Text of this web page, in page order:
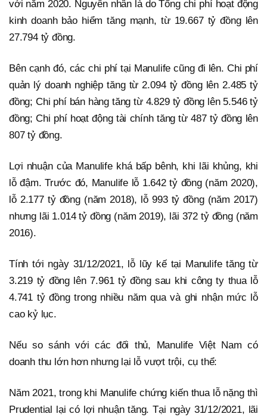
với năm 2020. Nguyên nhân là do Tổng chi phí hoạt động
kinh doanh bảo hiểm tăng mạnh, từ 19.667 tỷ đồng lên
27.794 tỷ đồng.
Bên cạnh đó, các chi phí tại Manulife cũng đi lên. Chi phí
quản lý doanh nghiệp tăng từ 2.094 tỷ đồng lên 2.485 tỷ
đồng; Chi phí bán hàng tăng từ 4.829 tỷ đồng lên 5.546 tỷ
đồng; Chi phí hoạt động tài chính tăng từ 487 tỷ đồng lên
807 tỷ đồng.
Lợi nhuận của Manulife khá bấp bênh, khi lãi khủng, khi
lỗ đậm. Trước đó, Manulife lỗ 1.642 tỷ đồng (năm 2020),
lỗ 2.177 tỷ đồng (năm 2018), lỗ 993 tỷ đồng (năm 2017)
nhưng lãi 1.014 tỷ đồng (năm 2019), lãi 372 tỷ đồng (năm
2016).
Tính tới ngày 31/12/2021, lỗ lũy kế tại Manulife tăng từ
3.219 tỷ đồng lên 7.961 tỷ đồng sau khi công ty thua lỗ
4.741 tỷ đồng trong nhiều năm qua và ghi nhận mức lỗ
cao kỷ lục.
Nếu so sánh với các đối thủ, Manulife Việt Nam có
doanh thu lớn hơn nhưng lại lỗ vượt trội, cụ thể:
Năm 2021, trong khi Manulife chứng kiến thua lỗ nặng thì
Prudential lại có lợi nhuận tăng. Tại ngày 31/12/2021, lãi